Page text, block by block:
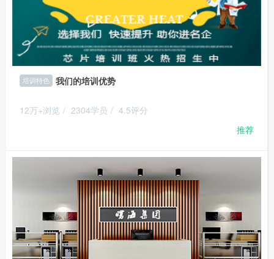
培训特色 我们的培训优势
12万+浏览 / 2304学员 / 4.5评分
推荐